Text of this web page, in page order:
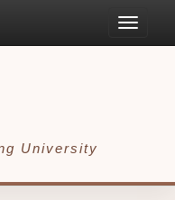
Toggle
University